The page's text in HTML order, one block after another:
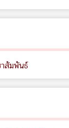
สัมพันธ์